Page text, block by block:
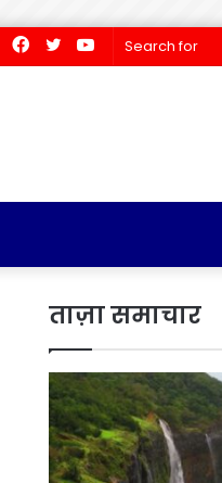
YouTube
Twitter
Facebook
ताज़ा समाचार